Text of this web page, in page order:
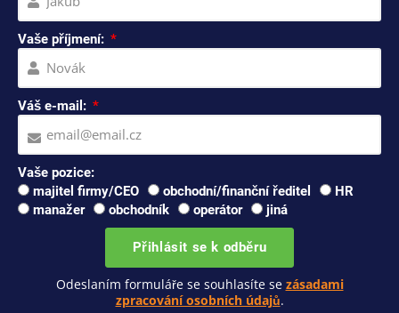
Vaše příjmení:
Váš e-mail:
Vaše pozice:
majitel firmy/CEO
obchodní/finanční ředitel
HR
manažer
obchodník operátor jiná
Přihlásit se k odběru
Odeslaním formuláře se souhlasíte se zásadami
zpracování osobních údajů.